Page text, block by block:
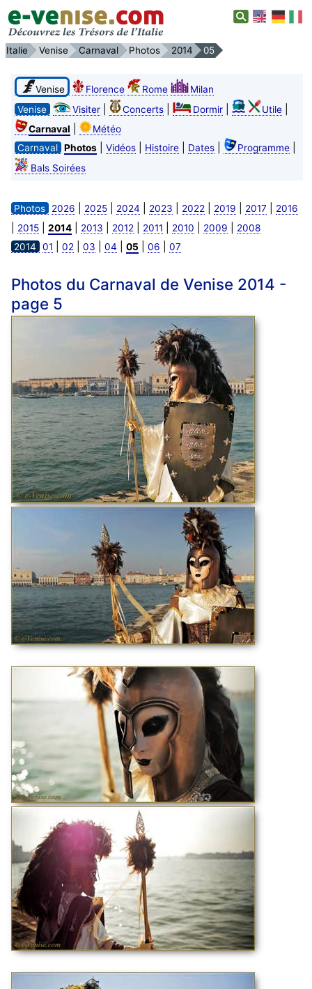
Italie Venise Carnaval Photos 2014 05
Venise Florence Rome
Milan
Venise
Visiter| Concerts| Dormir| Utile|
Carnaval
Météo
Carnaval Photos| Vidéos| Histoire| Dates| Programme|
Bals Soirées
Photos 2026 2025| 2024 2023 2022 2019 2017 2016
2015| 2014| 2013 2012 2011 2010 2009
2008
2014
01 02 03 04 05 06 07
Photos du Carnaval de Venise 2014 -
page 5